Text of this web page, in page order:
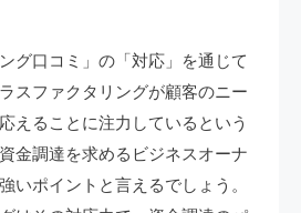
グ口コミ」の「対応」を通じて
スファクタリングが顧客のニー
えることに注力しているという
金調達を求めるビジネスオーナ
いポイントと言えるでしょう。